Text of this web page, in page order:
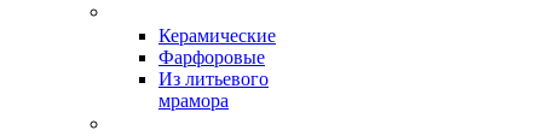
Керамические
Фарфоровые
Из литьевого
мрамора